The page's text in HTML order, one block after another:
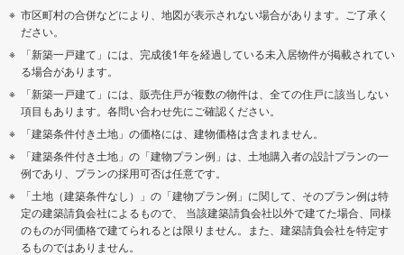
市区町村の合併などにより、地図が表示されない場合があります。ご了承く
ださい。
「新築一戸建て」には、完成後1年を経過している未入居物件が掲載されてい
る場合があります。
「新築一戸建て」には、販売住戸が複数の物件は、全ての住戸に該当しない
項目もあります。各問い合わせ先にご確認ください。
「建築条件付き土地」の価格には、建物価格は含まれません。
「建築条件付き土地」の「建物プラン例」は、土地購入者の設計プランの一
例であり、プランの採用可否は任意です。
「土地（建築条件なし）」の「建物プラン例」に関して、そのプラン例は特
定の建築請負会社によるもので、 当該建築請負会社以外で建てた場合、同様
のものが同価格で建てられるとは限りません。また、建築請負会社を特定す
るものではありません。